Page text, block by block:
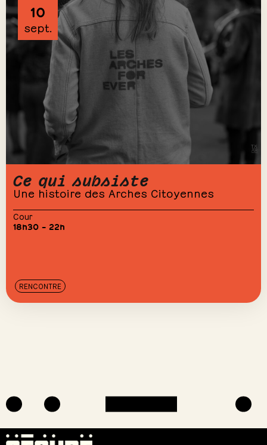
10
sept.
Ce qui subsiste
Une histoire des Arches Citoyennes
Cour
18h30 – 22h
RENCONTRE